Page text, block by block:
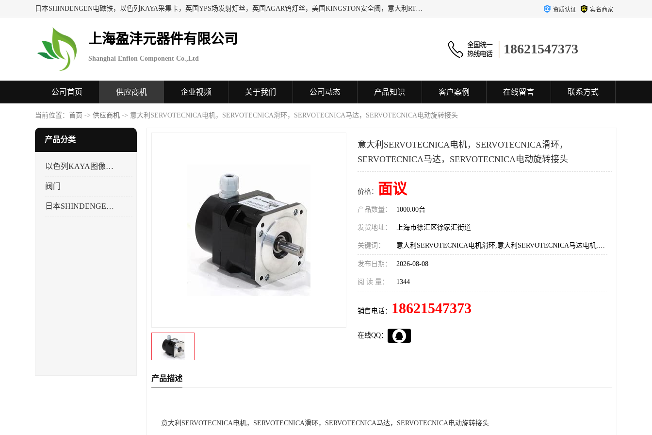
日本SHINDENGEN电磁铁，以色列KAYA采集卡，英国YPS场发射灯丝，英国AGAR钨灯丝，美国KINGSTON安全阀，意大利RTA驱动器，美国MOTT过滤器，美国GENIE过滤器，日本精线NIPPON SEISEN过滤器，法国SAPPEL水表, 德国Thyracont传感器，英国SONTAY压差传感器 美国MPC擦锡布 TB-300-MPC, 德国Matesy磁光分析仪 资质认证 实名商家
上海盈沣元器件有限公司
Shanghai Enfion Component Co.,Ltd
18621547373
公司首页 供应商机 企业视频 关于我们 公司动态 产品知识 客户案例 在线留言 联系方式
当前位置： 首页 -> 供应商机 -> 意大利SERVOTECNICA电机，SERVOTECNICA滑环，SERVOTECNICA马达，SERVOTECNICA电动旋转接头
产品分类
以色列KAYA图像采集卡，数据采集卡
阀门
日本SHINDENGEN电磁铁
意大利SERVOTECNICA电机，SERVOTECNICA滑环，
SERVOTECNICA马达，SERVOTECNICA电动旋转接头
价格： 面议
产品数量： 1000.00台
发货地址： 上海市徐汇区徐家汇街道
关键词： 意大利SERVOTECNICA电机滑环,意大利SERVOTECNICA马达电机,意大利SERVOTECNICA电动旋转接头
发布日期： 2026-08-08
阅 读 量： 1344
销售电话： 18621547373
在线QQ：
产品描述
意大利SERVOTECNICA电机，SERVOTECNICA滑环，SERVOTECNICA马达，SERVOTECNICA电动旋转接头